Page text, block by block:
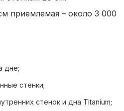
приемлемая – около 3 000
дне;
стенки;
стенок и дна Titanium;